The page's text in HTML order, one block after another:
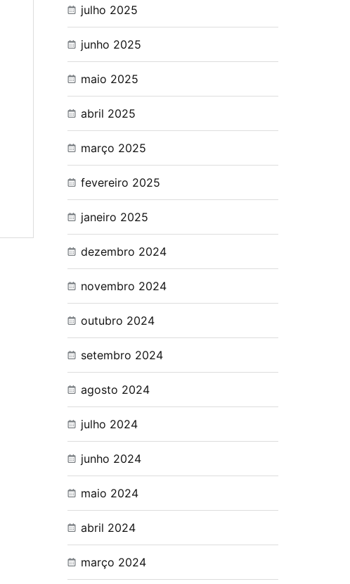
julho 2025
junho 2025
maio 2025
abril 2025
março 2025
fevereiro 2025
janeiro 2025
dezembro 2024
novembro 2024
outubro 2024
setembro 2024
agosto 2024
julho 2024
junho 2024
maio 2024
abril 2024
março 2024